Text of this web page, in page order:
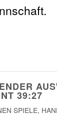
39:27
SPIELE,